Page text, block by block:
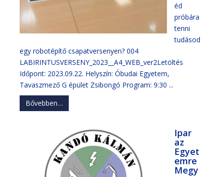
éd
próbára
tenni
tudásod
egy robotépítő csapatversenyen? 004
LABIRINTUSVERSENY_2023__A4_WEB_ver2Letöltés
Időpont: 2023.09.22. Helyszín: Óbudai Egyetem,
Tavaszmező G épület Zsibongó Program: 9:30 ...
Bővebben…
Ipar
az
Egyet
emre
Megy